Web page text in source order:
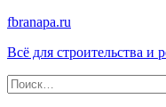
fbranapa.ru
Всё для строительства и
Найти: